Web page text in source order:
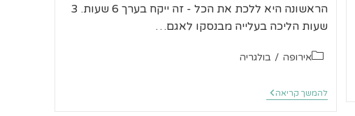
הראשונה היא ללכת את הכל - זה ייקח בערך 6 שעות. 3
שעות הליכה בעלייה מבנסקו לאגם…
קטגוריה:
אירופה / בולגריה
להמשך קריאה בנסקו
מסלול